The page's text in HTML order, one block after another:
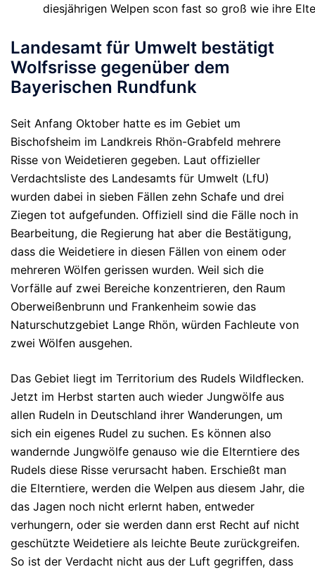
diesjährigen Welpen scon fast so groß wie ihre
Landesamt für Umwelt bestätigt
Wolfsrisse gegenüber dem
Bayerischen Rundfunk
Seit Anfang Oktober hatte es im Gebiet um
Bischofsheim im Landkreis Rhön-Grabfeld mehrere
Risse von Weidetieren gegeben. Laut offizieller
Verdachtsliste des Landesamts für Umwelt (LfU)
wurden dabei in sieben Fällen zehn Schafe und drei
Ziegen tot aufgefunden. Offiziell sind die Fälle noch in
Bearbeitung, die Regierung hat aber die Bestätigung,
dass die Weidetiere in diesen Fällen von einem oder
mehreren Wölfen gerissen wurden. Weil sich die
Vorfälle auf zwei Bereiche konzentrieren, den Raum
Oberweißenbrunn und Frankenheim sowie das
Naturschutzgebiet Lange Rhön, würden Fachleute von
zwei Wölfen ausgehen.
Das Gebiet liegt im Territorium des Rudels Wildflecken.
Jetzt im Herbst starten auch wieder Jungwölfe aus
allen Rudeln in Deutschland ihrer Wanderungen, um
sich ein eigenes Rudel zu suchen. Es können also
wandernde Jungwölfe genauso wie die Elterntiere des
Rudels diese Risse verursacht haben. Erschießt man
die Elterntiere, werden die Welpen aus diesem Jahr, die
das Jagen noch nicht erlernt haben, entweder
verhungern, oder sie werden dann erst Recht auf nicht
geschützte Weidetiere als leichte Beute zurückgreifen.
So ist der Verdacht nicht aus der Luft gegriffen, dass